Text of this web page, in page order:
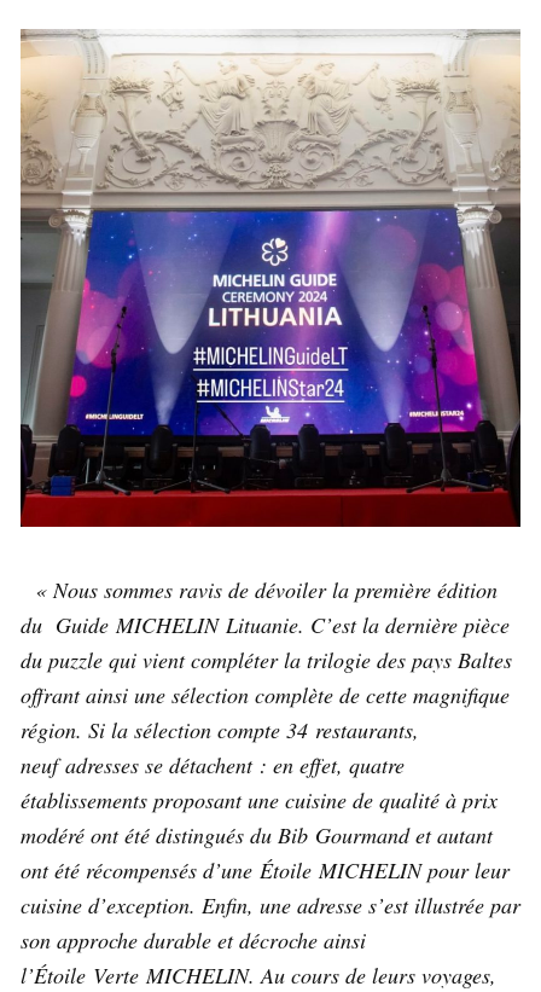
« Nous sommes ravis de dévoiler la première édition
du Guide MICHELIN Lituanie. C’est la dernière pièce
du puzzle qui vient compléter la trilogie des pays Baltes
offrant ainsi une sélection complète de cette magnifique
région. Si la sélection compte 34 restaurants,
neuf adresses se détachent : en effet, quatre
établissements proposant une cuisine de qualité à prix
modéré ont été distingués du Bib Gourmand et autant
ont été récompensés d’une Étoile MICHELIN pour leur
cuisine d’exception. Enfin, une adresse s’est illustrée par
son approche durable et décroche ainsi
l’Étoile Verte MICHELIN. Au cours de leurs voyages,